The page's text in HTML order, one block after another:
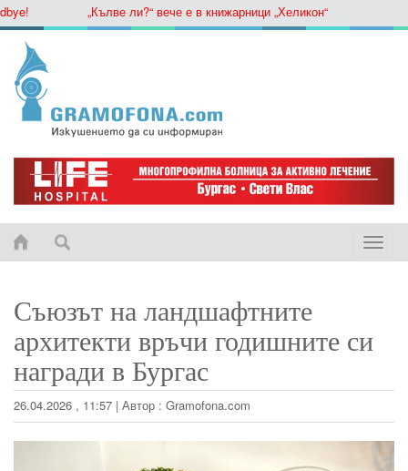
„Кълве ли?“ вече е в книжарници „Хеликон“
Toggle
Съюзът на ландшафтните
архитекти връчи годишните си
награди в Бургас
26.04.2026 , 11:57 | Автор : Gramofona.com